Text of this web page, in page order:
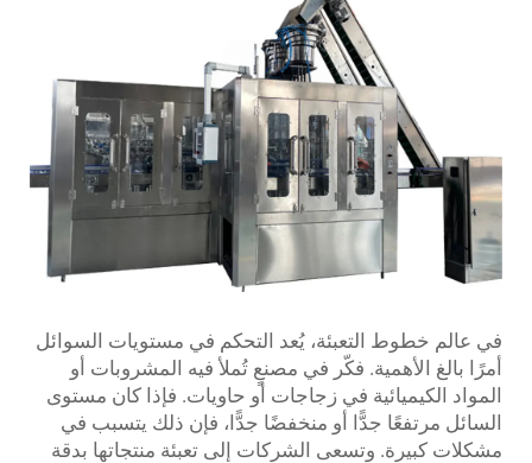
في عالم خطوط التعبئة، يُعد التحكم في مستويات السوائل
أمرًا بالغ الأهمية. فكّر في مصنعٍ تُملأ فيه المشروبات أو
المواد الكيميائية في زجاجات أو حاويات. فإذا كان مستوى
السائل مرتفعًا جدًّا أو منخفضًا جدًّا، فإن ذلك يتسبب في
مشكلات كبيرة. وتسعى الشركات إلى تعبئة منتجاتها بدقة